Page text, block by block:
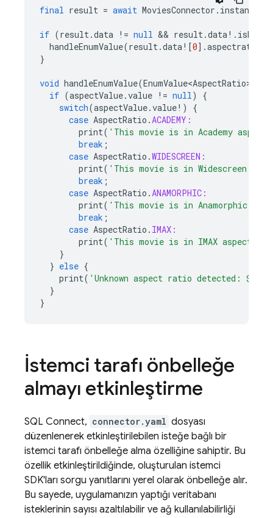
final result = await MoviesConnector . instance
if (result.data != null && result.data! .
handleEnumValue(result.data! [0].aspectratio
}
void handleEnumValue(EnumValue<AspectRatio>
if (aspectValue.value != null)
{
switch(aspectValue.value! )
{
case AspectRatio .ACADEMY:
print( 'This movie is in Academy aspect'
break ;
case AspectRatio .WIDESCREEN:
print( 'This movie is in Widescreen
break ;
case AspectRatio .ANAMORPHIC:
print( 'This movie is in Anamorphic
break ;
case AspectRatio . IMAX:
print( 'This movie is in IMAX aspect'
}
} else {
print( 'Unknown aspect ratio detected: ${
}
}
İstemci tarafı önbelleğe
almayı etkinleştirme
SQL Connect, connector.yaml dosyası
düzenlenerek etkinleştirilebilen isteğe bağlı bir
istemci tarafı önbelleğe alma özelliğine sahiptir. Bu
özellik etkinleştirildiğinde, oluşturulan istemci
SDK'ları sorgu yanıtlarını yerel olarak önbelleğe alır.
Bu sayede, uygulamanızın yaptığı veritabanı
isteklerinin sayısı azaltılabilir ve ağ kullanılabilirliği